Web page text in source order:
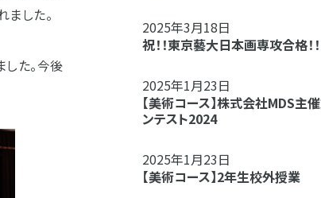
した。
た。今後
2025年3月18日
祝！！東京藝大日本画専攻合格！！
2025年1月23日
【美術コース】株式会社MDS主
ンテスト2024
2025年1月23日
【美術コース】2年生校外授業